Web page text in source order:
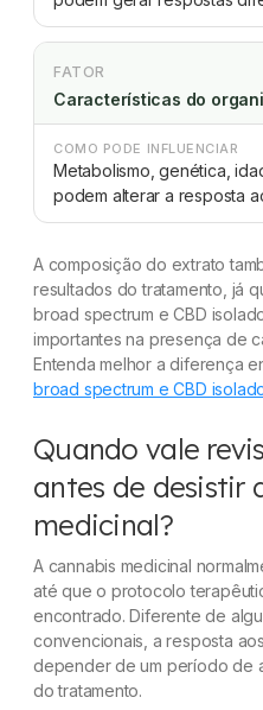
FATOR
Características do
COMO PODE INFLUENCIAR
Metabolismo, genética,
podem alterar a resposta
A composição do extrato
resultados do tratamento, já
broad spectrum e CBD
importantes na presença de
Entenda melhor a diferença
broad spectrum e CBD
Quando vale
antes de desistir
medicinal?
A cannabis medicinal
até que o protocolo
encontrado. Diferente de
convencionais, a resposta
depender de um período de
do tratamento.